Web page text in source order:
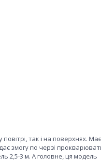
так і на поверхнях. Має
змогу по черзі
2,5-3 м. А головне, ця модель